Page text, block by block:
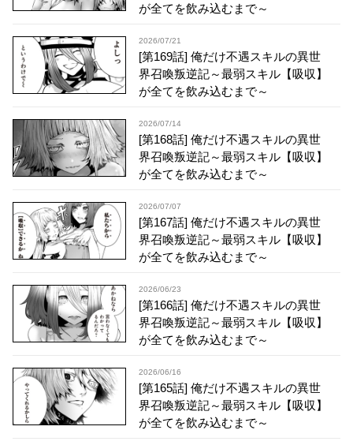
が全てを飲み込むまで～
2026/07/21
[第169話] 俺だけ不遇スキルの異世
界召喚叛逆記～最弱スキル【吸収】
が全てを飲み込むまで～
2026/07/14
[第168話] 俺だけ不遇スキルの異世
界召喚叛逆記～最弱スキル【吸収】
が全てを飲み込むまで～
2026/07/07
[第167話] 俺だけ不遇スキルの異世
界召喚叛逆記～最弱スキル【吸収】
が全てを飲み込むまで～
2026/06/23
[第166話] 俺だけ不遇スキルの異世
界召喚叛逆記～最弱スキル【吸収】
が全てを飲み込むまで～
2026/06/16
[第165話] 俺だけ不遇スキルの異世
界召喚叛逆記～最弱スキル【吸収】
が全てを飲み込むまで～